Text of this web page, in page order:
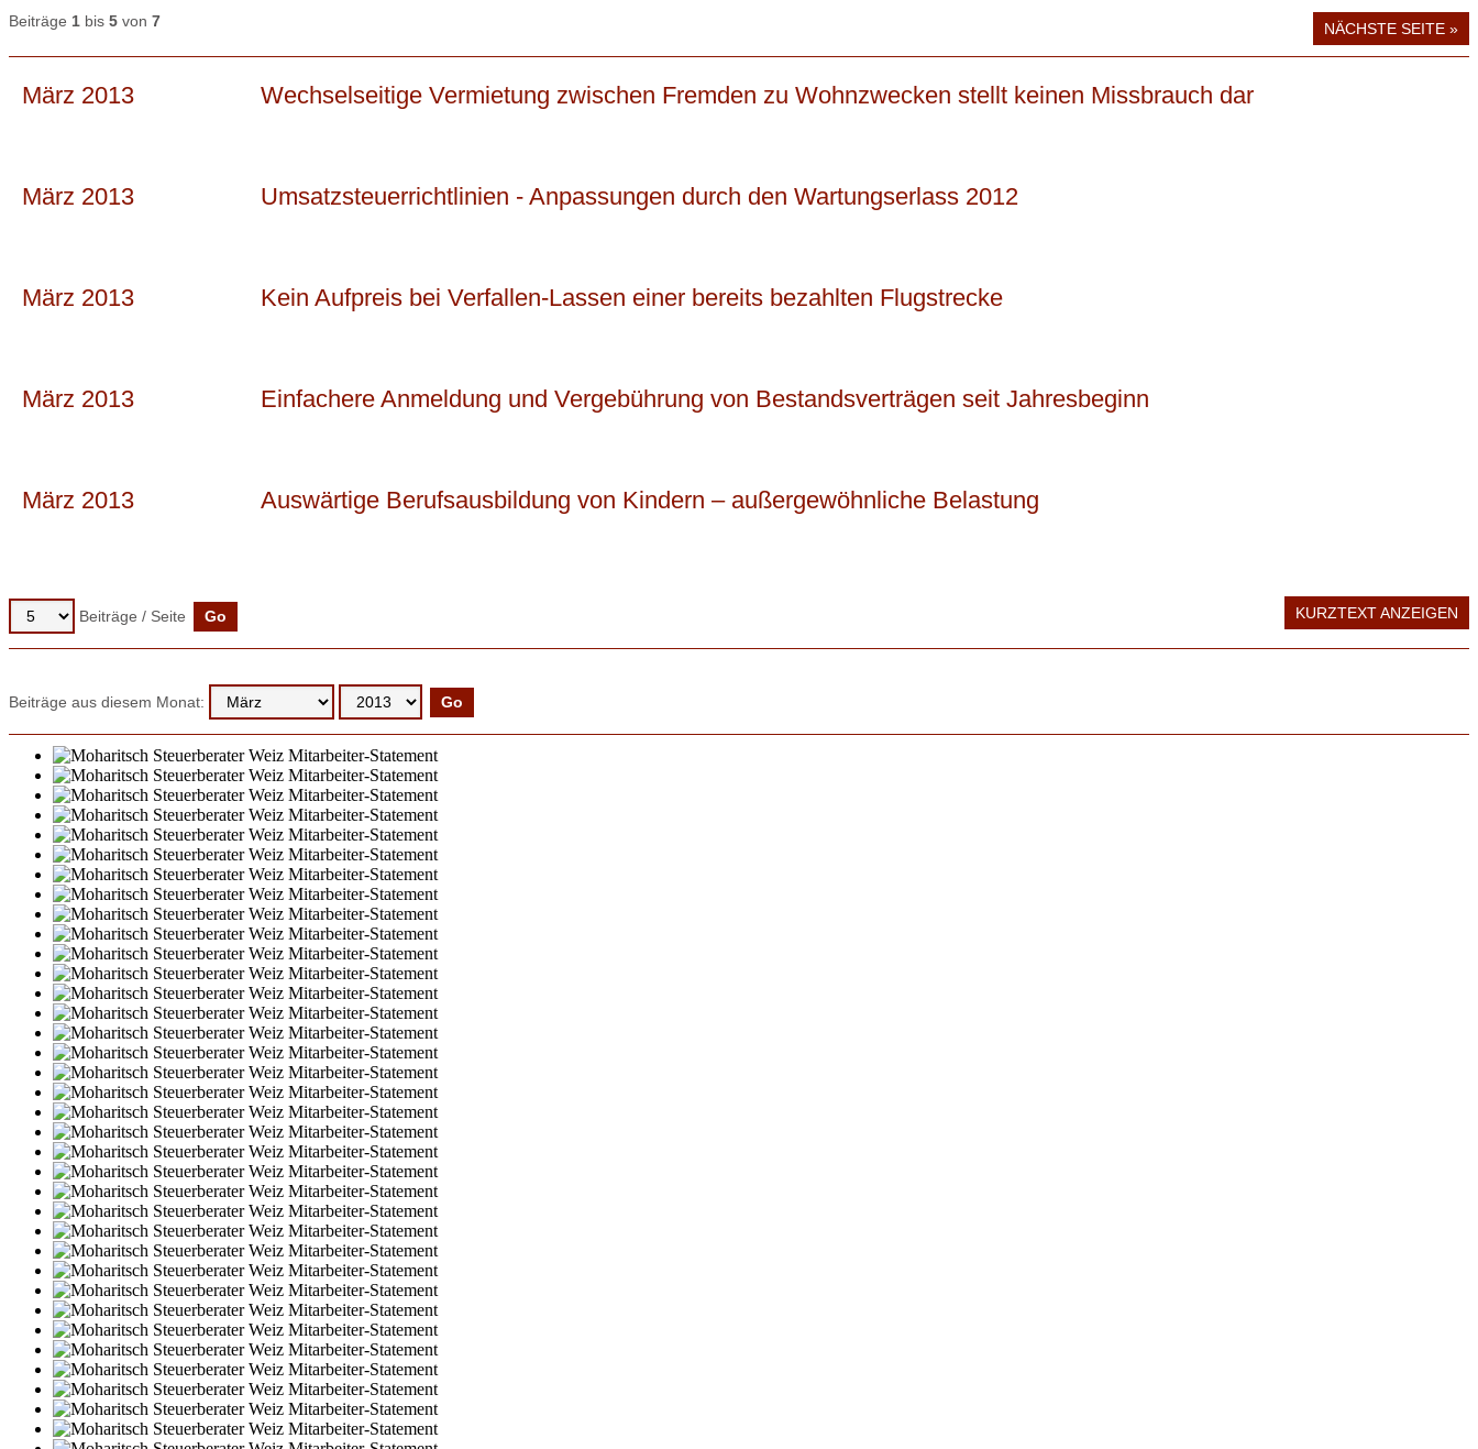
Beiträge 1 bis 5 von 7 NÄCHSTE SEITE »
März 2013 Wechselseitige Vermietung zwischen Fremden zu Wohnzwecken stellt keinen Missbrauch dar
März 2013 Umsatzsteuerrichtlinien - Anpassungen durch den Wartungserlass 2012
März 2013 Kein Aufpreis bei Verfallen-Lassen einer bereits bezahlten Flugstrecke
März 2013 Einfachere Anmeldung und Vergebührung von Bestandsverträgen seit Jahresbeginn
März 2013 Auswärtige Berufsausbildung von Kindern – außergewöhnliche Belastung
Beiträge / Seite KURZTEXT ANZEIGEN
Beiträge aus diesem Monat: